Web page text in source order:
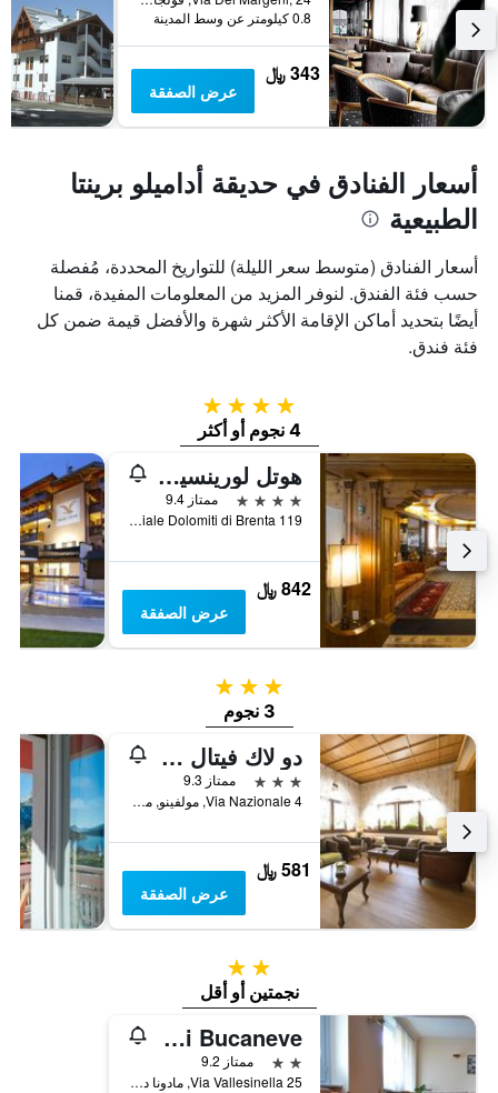
0.8 كيلومتر عن وسط المدينة
343 ﷼
عرض الصفقة
أسعار الفنادق في حديقة أداميلو برينتا
الطبيعية
أسعار الفنادق (متوسط سعر الليلة) للتواريخ المحددة، مُفصلة
حسب فئة الفندق. لنوفر المزيد من المعلومات المفيدة، قمنا
أيضًا بتحديد أماكن الإقامة الأكثر شهرة والأفضل قيمة ضمن كل
فئة فندق.
4 نجوم
4 نجوم أو أكثر
هوتل لورينسيتي
4 نجوم
ممتاز 9.4
Viale Dolomiti di Brenta 119, مادونا دي كامبجليو, مقاطعة ترينتو, إيطاليا
842 ﷼
عرض الصفقة
3 نجوم
3 نجوم
دو لاك فيتال ماونتن هوتل
3 نجوم
ممتاز 9.3
Via Nazionale 4, مولفينو, مقاطعة ترينتو, إيطاليا
581 ﷼
عرض الصفقة
2 نجمتين
نجمتين أو أقل
Hotel Garni Bucaneve
2 نجمتين
ممتاز 9.2
Via Vallesinella 25, مادونا دي كامبجليو, مقاطعة ترينتو, إيطاليا